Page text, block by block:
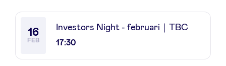
LinkedIn
16
FEB 17:30
Investors Night - februari｜TBC